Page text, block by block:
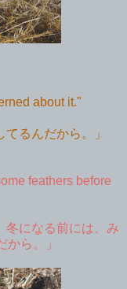
about it."
るんだから。」
feathers before
冬になる前には、み
から。」